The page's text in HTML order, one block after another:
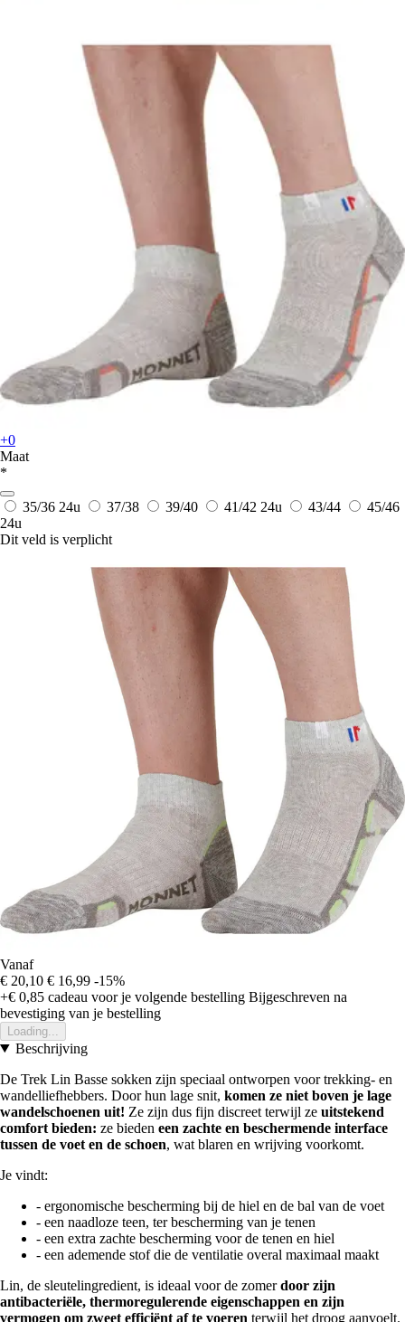
+0
Maat
*
35/36 24u 37/38 39/40 41/42 24u 43/44
45/46
24u
Dit veld is verplicht
Vanaf
€ 20,10 € 16,99 -15%
+€ 0,85 cadeau voor je volgende bestelling Bijgeschreven na
bevestiging van je bestelling
Loading...
Beschrijving
De Trek Lin Basse sokken zijn speciaal ontworpen voor trekking- en
wandelliefhebbers. Door hun lage snit, komen ze niet boven je lage
wandelschoenen uit! Ze zijn dus fijn discreet terwijl ze uitstekend
comfort bieden: ze bieden een zachte en beschermende interface
tussen de voet en de schoen, wat blaren en wrijving voorkomt.
Je vindt:
- ergonomische bescherming bij de hiel en de bal van de voet
- een naadloze teen, ter bescherming van je tenen
- een extra zachte bescherming voor de tenen en hiel
- een ademende stof die de ventilatie overal maximaal maakt
Lin, de sleutelingredient, is ideaal voor de zomerdoor zijn
antibacteriële, thermoregulerende eigenschappen en zijn
vermogen om zweet efficiënt af te voeren terwijl het droog aanvoelt.